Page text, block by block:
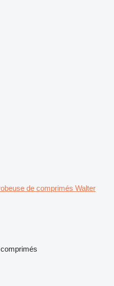
de comprimés Walter